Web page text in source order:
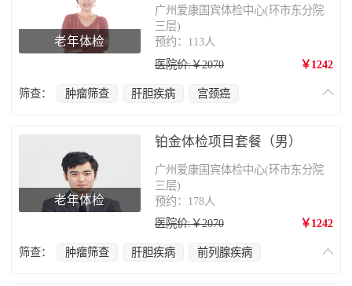
老年体检
广州爱康国宾体检中心(环市东分院
三层)
预约：113人
医院价:￥2070
￥1242
筛查： 肿瘤筛查 肝胆疾病
宫颈癌
老年体检
铂金体检项目套餐（男）
广州爱康国宾体检中心(环市东分院
三层)
预约：178人
医院价:￥2070
￥1242
筛查： 肿瘤筛查 肝胆疾病
前列腺疾病